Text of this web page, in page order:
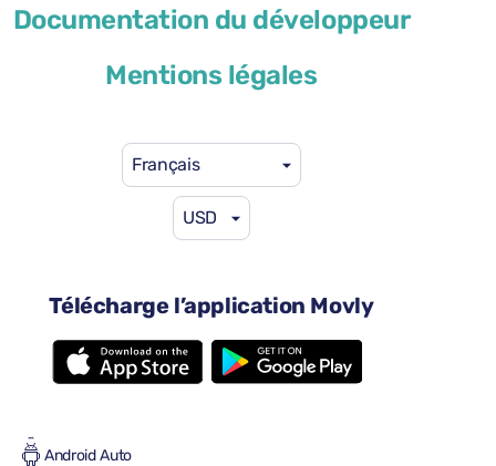
Documentation du développeur
Mentions légales
Français
USD
Télécharge l’application Movly
Mazda 3
Boîte à vitesses automatique
5 sièges
2 valises de grande taille
Android Auto